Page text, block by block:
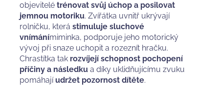
objevitelé trénovat svůj úchop a posilovat
jemnou motoriku. Zvířátka uvnitř ukrývají
rolničku, která stimuluje sluchové
vnímánímiminka, podporuje jeho motorický
vývoj při snaze uchopit a rozeznít hračku.
Chrastítka tak rozvíjejí schopnost pochopení
příčiny a následku a díky uklidňujícímu zvuku
pomáhají udržet pozornost dítěte.